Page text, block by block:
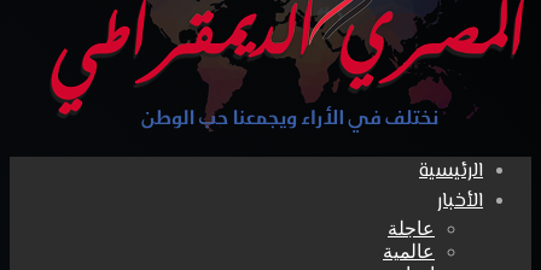
الرئيسية
الأخبار
عاجلة
عالمية